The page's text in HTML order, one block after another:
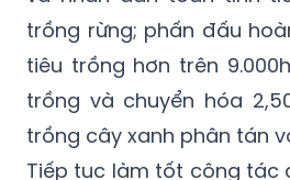
trồng rừng; phấn đấu
tiêu trồng hơn trên
trồng và chuyển hóa
trồng cây xanh phân tán
Tiếp tục làm tốt công tác